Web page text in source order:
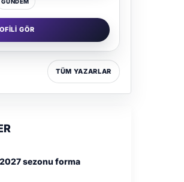
GÜNDEM
GÖR
TÜM YAZARLAR
sezonu forma